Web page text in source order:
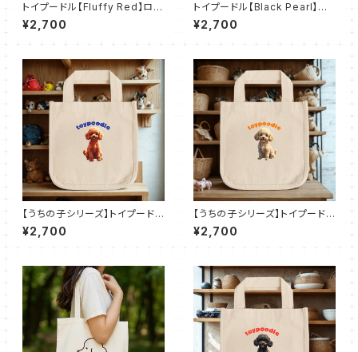
トイプードル【Fluffy Red】ロコ
トート（Ｓ）
¥2,700
トイプードル【Black Pearl】ロ
コトート（Ｓ）
¥2,700
【うちの子シリーズ】トイプードル
【レッド】ロコトート（Ｓ）
¥2,700
【うちの子シリーズ】トイプードル
【アプリコット】ロコトート（Ｓ）
¥2,700